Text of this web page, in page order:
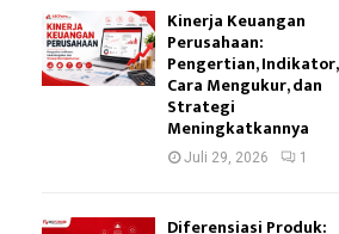
Kinerja Keuangan
Perusahaan:
Pengertian, Indikator,
Cara Mengukur, dan
Strategi
Meningkatkannya
Juli 29, 2026 1
Diferensiasi Produk: